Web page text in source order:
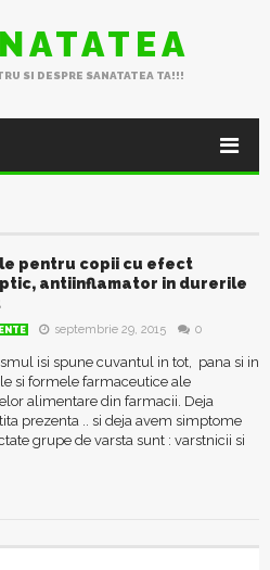
SI DESPRE SANATATEA TA!!!
pentru copii cu efect
antiinflamator in durerile
septembrie 29, 2015 0
isi spune cuvantul in tot, pana si in
si formele farmaceutice ale
alimentare din farmacii. Deja
prezenta .. si deja avem simptome
grupe de varsta sunt : varstnicii si